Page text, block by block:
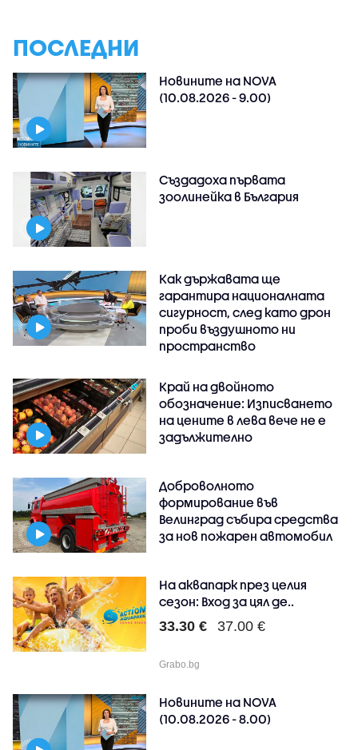
ПОСЛЕДНИ
Новините на NOVA
(10.08.2026 - 9.00)
Създадоха първата
зоолинейка в България
Как държавата ще
гарантира националната
сигурност, след като дрон
проби въздушното ни
пространство
Край на двойното
обозначение: Изписването
на цените в лева вече не е
задължително
Доброволното
формирование във
Велинград събира средства
за нов пожарен автомобил
На аквапарк през целия
сезон: Вход за цял де..
33.30 € 37.00 €
Grabo.bg
Новините на NOVA
(10.08.2026 - 8.00)